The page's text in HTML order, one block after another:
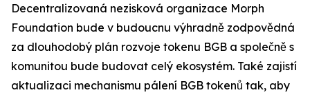
Decentralizovaná nezisková organizace Morph
Foundation bude v budoucnu výhradně zodpovědná
za dlouhodobý plán rozvoje tokenu BGB a společně s
komunitou bude budovat celý ekosystém. Také zajistí
aktualizaci mechanismu pálení BGB tokenů tak, aby